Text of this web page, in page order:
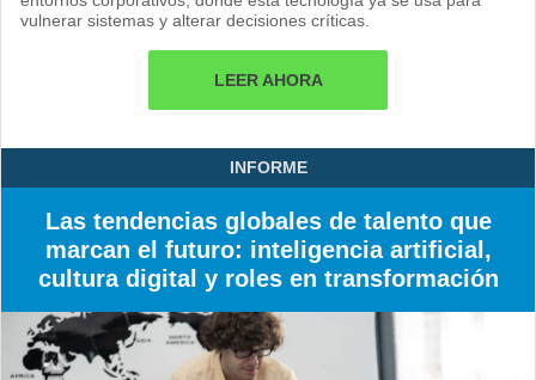
vulnerar sistemas y alterar decisiones críticas.
LEER AHORA
INFORME
Las tendencias globales de talento que
marcan el futuro: inteligencia artificial,
cultura digital y roles en transformación